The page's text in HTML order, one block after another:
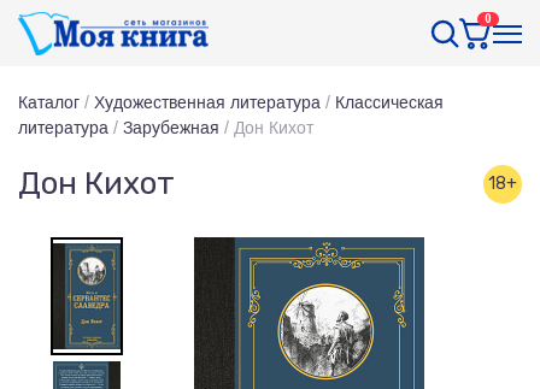
0
Каталог / Художественная литература / Классическая
литература / Зарубежная / Дон Кихот
Дон Кихот 18+